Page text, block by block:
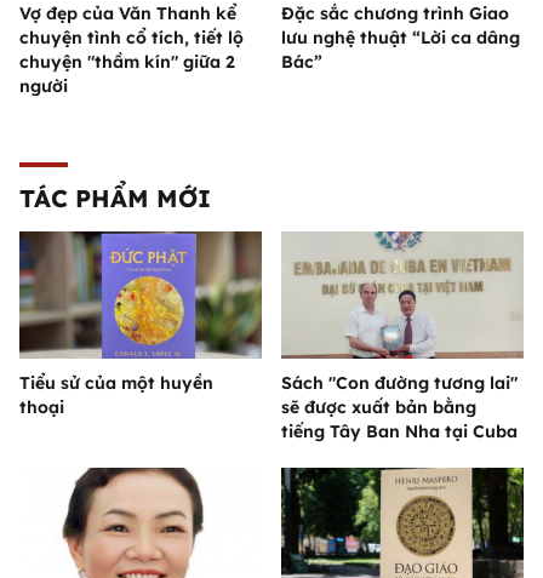
Vợ đẹp của Văn Thanh kể
chuyện tình cổ tích, tiết lộ
chuyện "thầm kín" giữa 2
người
Đặc sắc chương trình Giao
lưu nghệ thuật “Lời ca dâng
Bác”
TÁC PHẨM MỚI
Tiểu sử của một huyền
thoại
Sách "Con đường tương lai"
sẽ được xuất bản bằng
tiếng Tây Ban Nha tại Cuba